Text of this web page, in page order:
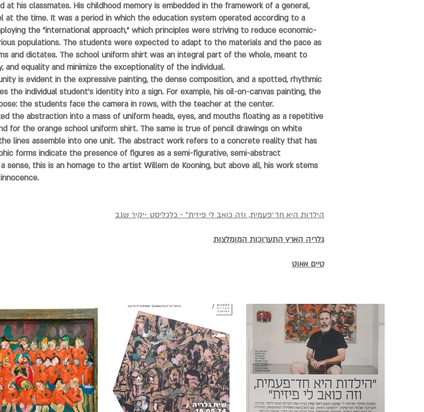
at his classmates. His childhood memory is embedded in the framework of a general,
at the time. It was a period in which the education system operated according to a
the "international approach," which principles were striving to reduce economic-
populations. The students were expected to adapt to the materials and the pace as
and dictates. The school uniform shirt was an integral part of the whole, meant to
and equality and minimize the exceptionality of the individual.
is evident in the expressive painting, the dense composition, and a spotted, rhythmic
the individual student's identity into a sign. For example, his oil-on-canvas painting, the
the students face the camera in rows, with the teacher at the center.
the abstraction into a mass of uniform heads, eyes, and mouths floating as a repetitive
for the orange school uniform shirt. The same is true of pencil drawings on white
lines assemble into one unit. The abstract work refers to a concrete reality that has
forms indicate the presence of figures as a semi-figurative, semi-abstract
sense, this is an homage to the artist Willem de Kooning, but above all, his work stems
הילדות היא חד־פעמית, וזה כואב לי פיזית" - כלכליסט -יקיר שגב
גלריה הארץ התערוכות המומלצות
טיים אאוט